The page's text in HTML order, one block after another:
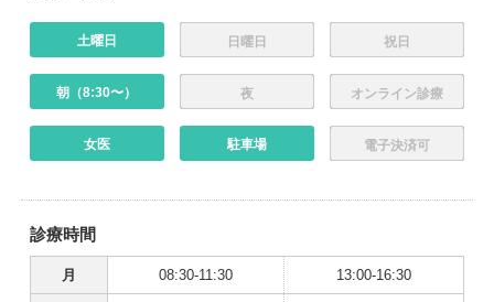
土曜日 日曜日 祝日
朝（8:30〜） 夜 オンライン診療
女医 駐車場 電子決済可
診療時間
月 08:30-11:30 13:00-16:30